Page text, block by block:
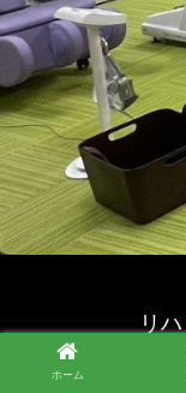
リ
©
ホーム